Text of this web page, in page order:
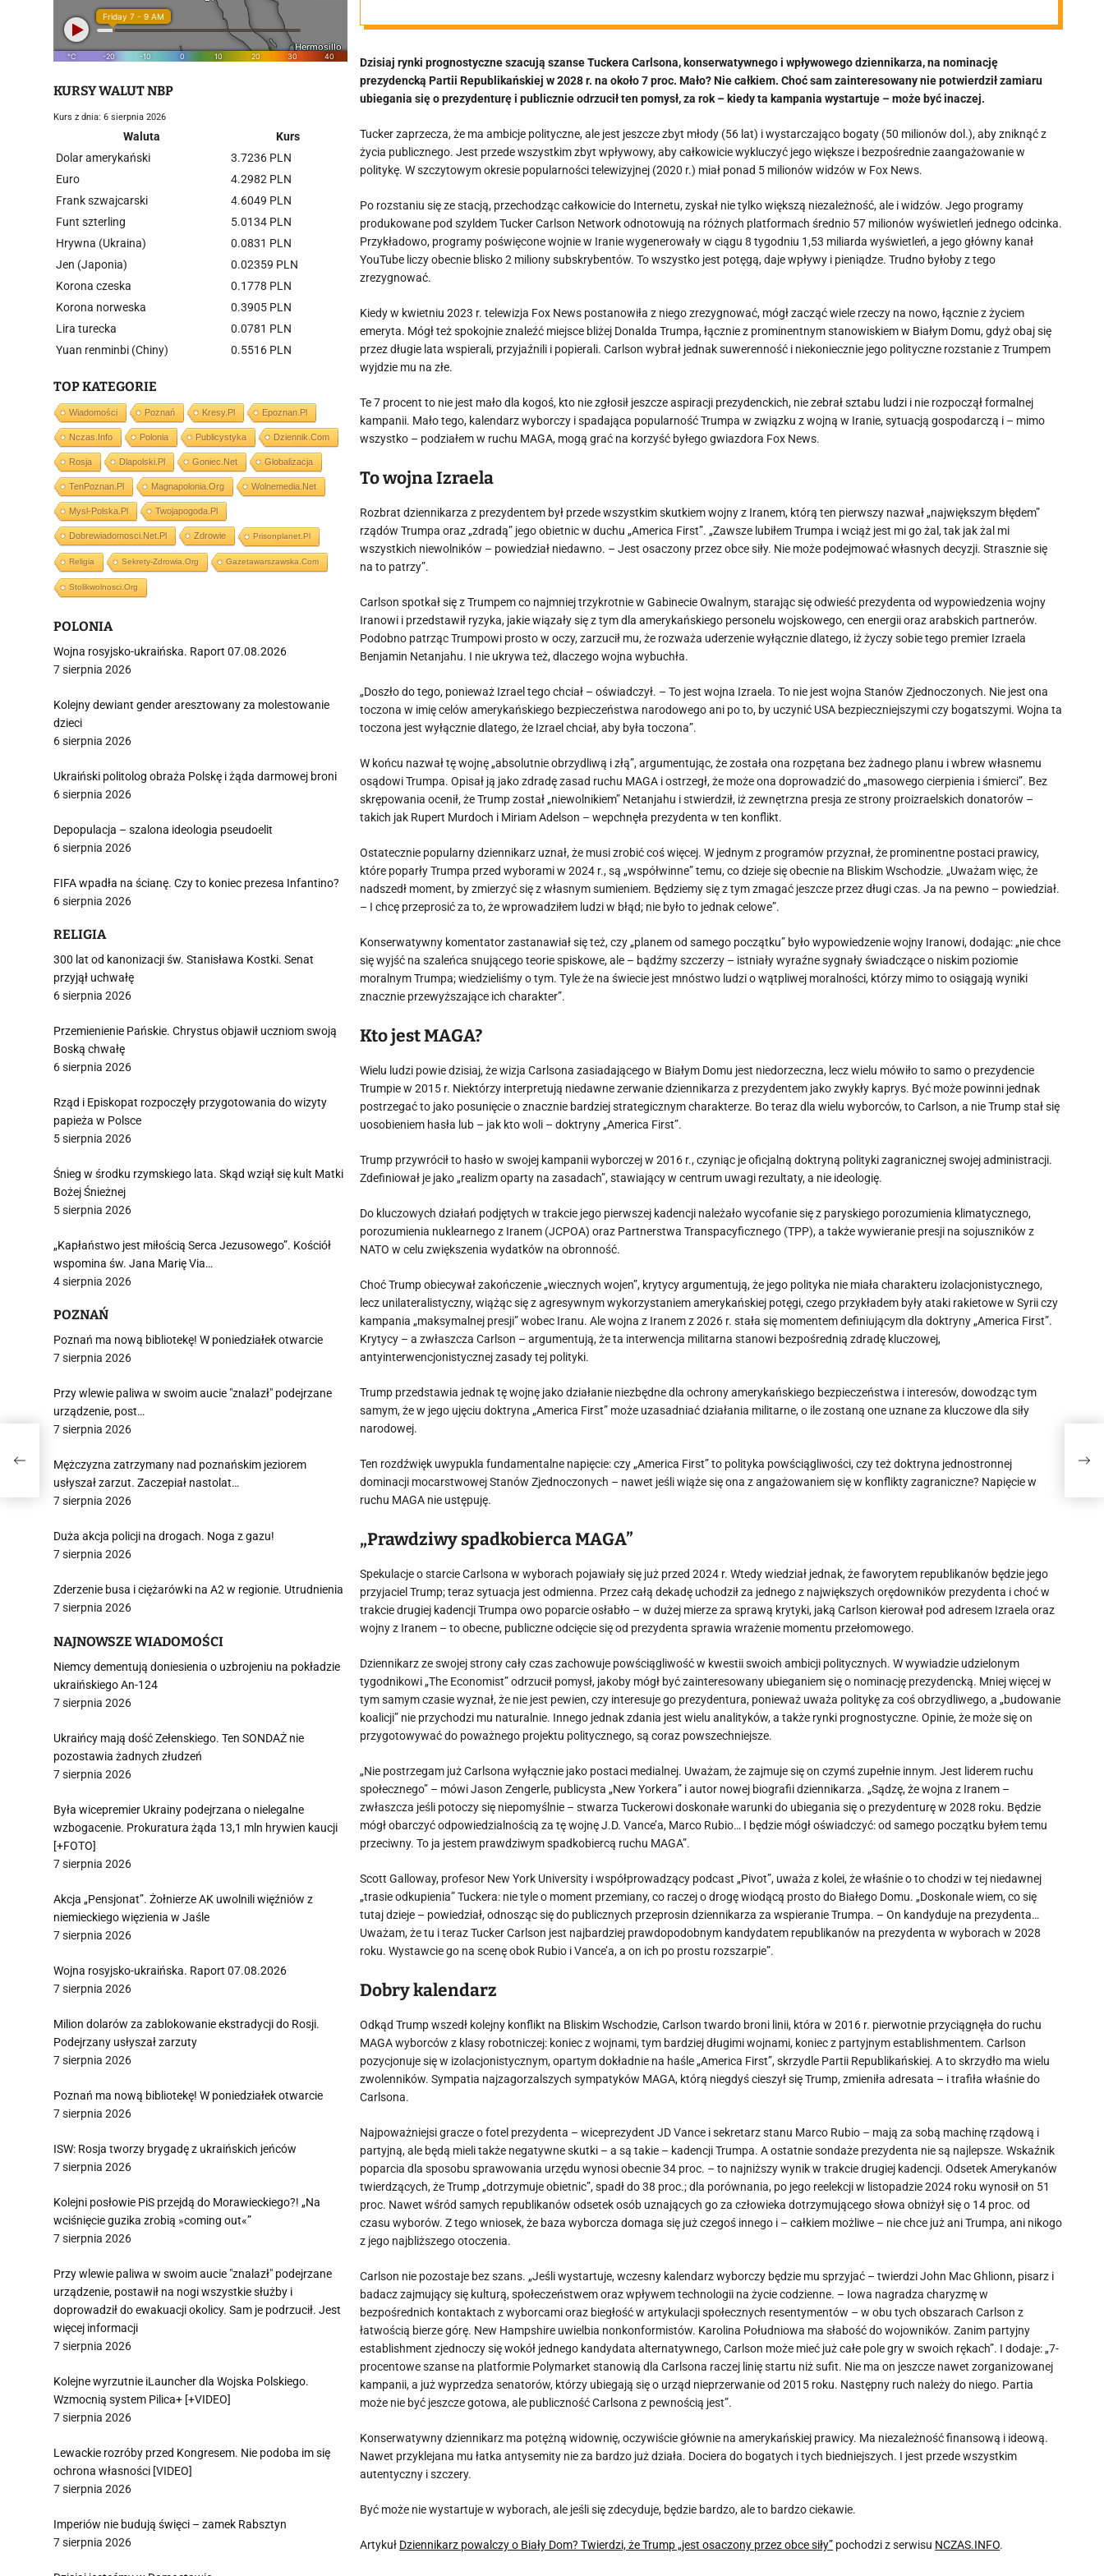
Dzisiaj rynki prognostyczne szacują szanse Tuckera Carlsona, konserwatywnego i wpływowego dziennikarza, na nominację
prezydencką Partii Republikańskiej w 2028 r. na około 7 proc. Mało? Nie całkiem. Choć sam zainteresowany nie potwierdził zamiaru
ubiegania się o prezydenturę i publicznie odrzucił ten pomysł, za rok – kiedy ta kampania wystartuje – może być inaczej.
Tucker zaprzecza, że ma ambicje polityczne, ale jest jeszcze zbyt młody (56 lat) i wystarczająco bogaty (50 milionów dol.), aby zniknąć z
życia publicznego. Jest przede wszystkim zbyt wpływowy, aby całkowicie wykluczyć jego większe i bezpośrednie zaangażowanie w
politykę. W szczytowym okresie popularności telewizyjnej (2020 r.) miał ponad 5 milionów widzów w Fox News.
Po rozstaniu się ze stacją, przechodząc całkowicie do Internetu, zyskał nie tylko większą niezależność, ale i widzów. Jego programy
produkowane pod szyldem Tucker Carlson Network odnotowują na różnych platformach średnio 57 milionów wyświetleń jednego odcinka.
Przykładowo, programy poświęcone wojnie w Iranie wygenerowały w ciągu 8 tygodniu 1,53 miliarda wyświetleń, a jego główny kanał
YouTube liczy obecnie blisko 2 miliony subskrybentów. To wszystko jest potęgą, daje wpływy i pieniądze. Trudno byłoby z tego
zrezygnować.
Kiedy w kwietniu 2023 r. telewizja Fox News postanowiła z niego zrezygnować, mógł zacząć wiele rzeczy na nowo, łącznie z życiem
emeryta. Mógł też spokojnie znaleźć miejsce bliżej Donalda Trumpa, łącznie z prominentnym stanowiskiem w Białym Domu, gdyż obaj się
przez długie lata wspierali, przyjaźnili i popierali. Carlson wybrał jednak suwerenność i niekoniecznie jego polityczne rozstanie z Trumpem
wyjdzie mu na złe.
Te 7 procent to nie jest mało dla kogoś, kto nie zgłosił jeszcze aspiracji prezydenckich, nie zebrał sztabu ludzi i nie rozpoczął formalnej
kampanii. Mało tego, kalendarz wyborczy i spadająca popularność Trumpa w związku z wojną w Iranie, sytuacją gospodarczą i – mimo
wszystko – podziałem w ruchu MAGA, mogą grać na korzyść byłego gwiazdora Fox News.
To wojna Izraela
Rozbrat dziennikarza z prezydentem był przede wszystkim skutkiem wojny z Iranem, którą ten pierwszy nazwał „największym błędem”
rządów Trumpa oraz „zdradą” jego obietnic w duchu „America First”. „Zawsze lubiłem Trumpa i wciąż jest mi go żal, tak jak żal mi
wszystkich niewolników – powiedział niedawno. – Jest osaczony przez obce siły. Nie może podejmować własnych decyzji. Strasznie się
na to patrzy”.
Carlson spotkał się z Trumpem co najmniej trzykrotnie w Gabinecie Owalnym, starając się odwieść prezydenta od wypowiedzenia wojny
Iranowi i przedstawił ryzyka, jakie wiązały się z tym dla amerykańskiego personelu wojskowego, cen energii oraz arabskich partnerów.
Podobno patrząc Trumpowi prosto w oczy, zarzucił mu, że rozważa uderzenie wyłącznie dlatego, iż życzy sobie tego premier Izraela
Benjamin Netanjahu. I nie ukrywa też, dlaczego wojna wybuchła.
„Doszło do tego, ponieważ Izrael tego chciał – oświadczył. – To jest wojna Izraela. To nie jest wojna Stanów Zjednoczonych. Nie jest ona
toczona w imię celów amerykańskiego bezpieczeństwa narodowego ani po to, by uczynić USA bezpieczniejszymi czy bogatszymi. Wojna ta
toczona jest wyłącznie dlatego, że Izrael chciał, aby była toczona”.
W końcu nazwał tę wojnę „absolutnie obrzydliwą i złą”, argumentując, że została ona rozpętana bez żadnego planu i wbrew własnemu
osądowi Trumpa. Opisał ją jako zdradę zasad ruchu MAGA i ostrzegł, że może ona doprowadzić do „masowego cierpienia i śmierci”. Bez
skrępowania ocenił, że Trump został „niewolnikiem” Netanjahu i stwierdził, iż zewnętrzna presja ze strony proizraelskich donatorów –
takich jak Rupert Murdoch i Miriam Adelson – wepchnęła prezydenta w ten konflikt.
Ostatecznie popularny dziennikarz uznał, że musi zrobić coś więcej. W jednym z programów przyznał, że prominentne postaci prawicy,
które poparły Trumpa przed wyborami w 2024 r., są „współwinne” temu, co dzieje się obecnie na Bliskim Wschodzie. „Uważam więc, że
nadszedł moment, by zmierzyć się z własnym sumieniem. Będziemy się z tym zmagać jeszcze przez długi czas. Ja na pewno – powiedział.
– I chcę przeprosić za to, że wprowadziłem ludzi w błąd; nie było to jednak celowe”.
Konserwatywny komentator zastanawiał się też, czy „planem od samego początku” było wypowiedzenie wojny Iranowi, dodając: „nie chce
się wyjść na szaleńca snującego teorie spiskowe, ale – bądźmy szczerzy – istniały wyraźne sygnały świadczące o niskim poziomie
moralnym Trumpa; wiedzieliśmy o tym. Tyle że na świecie jest mnóstwo ludzi o wątpliwej moralności, którzy mimo to osiągają wyniki
znacznie przewyższające ich charakter”.
Kto jest MAGA?
Wielu ludzi powie dzisiaj, że wizja Carlsona zasiadającego w Białym Domu jest niedorzeczna, lecz wielu mówiło to samo o prezydencie
Trumpie w 2015 r. Niektórzy interpretują niedawne zerwanie dziennikarza z prezydentem jako zwykły kaprys. Być może powinni jednak
postrzegać to jako posunięcie o znacznie bardziej strategicznym charakterze. Bo teraz dla wielu wyborców, to Carlson, a nie Trump stał się
uosobieniem hasła lub – jak kto woli – doktryny „America First”.
Trump przywrócił to hasło w swojej kampanii wyborczej w 2016 r., czyniąc je oficjalną doktryną polityki zagranicznej swojej administracji.
Zdefiniował je jako „realizm oparty na zasadach”, stawiający w centrum uwagi rezultaty, a nie ideologię.
Do kluczowych działań podjętych w trakcie jego pierwszej kadencji należało wycofanie się z paryskiego porozumienia klimatycznego,
porozumienia nuklearnego z Iranem (JCPOA) oraz Partnerstwa Transpacyficznego (TPP), a także wywieranie presji na sojuszników z
NATO w celu zwiększenia wydatków na obronność.
Choć Trump obiecywał zakończenie „wiecznych wojen”, krytycy argumentują, że jego polityka nie miała charakteru izolacjonistycznego,
lecz unilateralistyczny, wiążąc się z agresywnym wykorzystaniem amerykańskiej potęgi, czego przykładem były ataki rakietowe w Syrii czy
kampania „maksymalnej presji” wobec Iranu. Ale wojna z Iranem z 2026 r. stała się momentem definiującym dla doktryny „America First”.
Krytycy – a zwłaszcza Carlson – argumentują, że ta interwencja militarna stanowi bezpośrednią zdradę kluczowej,
antyinterwencjonistycznej zasady tej polityki.
Trump przedstawia jednak tę wojnę jako działanie niezbędne dla ochrony amerykańskiego bezpieczeństwa i interesów, dowodząc tym
samym, że w jego ujęciu doktryna „America First” może uzasadniać działania militarne, o ile zostaną one uznane za kluczowe dla siły
narodowej.
Ten rozdźwięk uwypukla fundamentalne napięcie: czy „America First” to polityka powściągliwości, czy też doktryna jednostronnej
dominacji mocarstwowej Stanów Zjednoczonych – nawet jeśli wiąże się ona z angażowaniem się w konflikty zagraniczne? Napięcie w
ruchu MAGA nie ustępuję.
„Prawdziwy spadkobierca MAGA”
Spekulacje o starcie Carlsona w wyborach pojawiały się już przed 2024 r. Wtedy wiedział jednak, że faworytem republikanów będzie jego
przyjaciel Trump; teraz sytuacja jest odmienna. Przez całą dekadę uchodził za jednego z największych orędowników prezydenta i choć w
trakcie drugiej kadencji Trumpa owo poparcie osłabło – w dużej mierze za sprawą krytyki, jaką Carlson kierował pod adresem Izraela oraz
wojny z Iranem – to obecne, publiczne odcięcie się od prezydenta sprawia wrażenie momentu przełomowego.
Dziennikarz ze swojej strony cały czas zachowuje powściągliwość w kwestii swoich ambicji politycznych. W wywiadzie udzielonym
tygodnikowi „The Economist” odrzucił pomysł, jakoby mógł być zainteresowany ubieganiem się o nominację prezydencką. Mniej więcej w
tym samym czasie wyznał, że nie jest pewien, czy interesuje go prezydentura, ponieważ uważa politykę za coś obrzydliwego, a „budowanie
koalicji” nie przychodzi mu naturalnie. Innego jednak zdania jest wielu analityków, a także rynki prognostyczne. Opinie, że może się on
przygotowywać do poważnego projektu politycznego, są coraz powszechniejsze.
„Nie postrzegam już Carlsona wyłącznie jako postaci medialnej. Uważam, że zajmuje się on czymś zupełnie innym. Jest liderem ruchu
społecznego” – mówi Jason Zengerle, publicysta „New Yorkera” i autor nowej biografii dziennikarza. „Sądzę, że wojna z Iranem –
zwłaszcza jeśli potoczy się niepomyślnie – stwarza Tuckerowi doskonałe warunki do ubiegania się o prezydenturę w 2028 roku. Będzie
mógł obarczyć odpowiedzialnością za tę wojnę J.D. Vance’a, Marco Rubio… I będzie mógł oświadczyć: od samego początku byłem temu
przeciwny. To ja jestem prawdziwym spadkobiercą ruchu MAGA”.
Scott Galloway, profesor New York University i współprowadzący podcast „Pivot”, uważa z kolei, że właśnie o to chodzi w tej niedawnej
„trasie odkupienia” Tuckera: nie tyle o moment przemiany, co raczej o drogę wiodącą prosto do Białego Domu. „Doskonale wiem, co się
tutaj dzieje – powiedział, odnosząc się do publicznych przeprosin dziennikarza za wspieranie Trumpa. – On kandyduje na prezydenta…
Uważam, że tu i teraz Tucker Carlson jest najbardziej prawdopodobnym kandydatem republikanów na prezydenta w wyborach w 2028
roku. Wystawcie go na scenę obok Rubio i Vance’a, a on ich po prostu rozszarpie”.
Dobry kalendarz
Odkąd Trump wszedł kolejny konflikt na Bliskim Wschodzie, Carlson twardo broni linii, która w 2016 r. pierwotnie przyciągnęła do ruchu
MAGA wyborców z klasy robotniczej: koniec z wojnami, tym bardziej długimi wojnami, koniec z partyjnym establishmentem. Carlson
pozycjonuje się w izolacjonistycznym, opartym dokładnie na haśle „America First”, skrzydle Partii Republikańskiej. A to skrzydło ma wielu
zwolenników. Sympatia najzagorzalszych sympatyków MAGA, którą niegdyś cieszył się Trump, zmieniła adresata – i trafiła właśnie do
Carlsona.
Najpoważniejsi gracze o fotel prezydenta – wiceprezydent JD Vance i sekretarz stanu Marco Rubio – mają za sobą machinę rządową i
partyjną, ale będą mieli także negatywne skutki – a są takie – kadencji Trumpa. A ostatnie sondaże prezydenta nie są najlepsze. Wskaźnik
poparcia dla sposobu sprawowania urzędu wynosi obecnie 34 proc. – to najniższy wynik w trakcie drugiej kadencji. Odsetek Amerykanów
twierdzących, że Trump „dotrzymuje obietnic”, spadł do 38 proc.; dla porównania, po jego reelekcji w listopadzie 2024 roku wynosił on 51
proc. Nawet wśród samych republikanów odsetek osób uznających go za człowieka dotrzymującego słowa obniżył się o 14 proc. od
czasu wyborów. Z tego wniosek, że baza wyborcza domaga się już czegoś innego i – całkiem możliwe – nie chce już ani Trumpa, ani nikogo
z jego najbliższego otoczenia.
Carlson nie pozostaje bez szans. „Jeśli wystartuje, wczesny kalendarz wyborczy będzie mu sprzyjać – twierdzi John Mac Ghlionn, pisarz i
badacz zajmujący się kulturą, społeczeństwem oraz wpływem technologii na życie codzienne. – Iowa nagradza charyzmę w
bezpośrednich kontaktach z wyborcami oraz biegłość w artykulacji społecznych resentymentów – w obu tych obszarach Carlson z
łatwością bierze górę. New Hampshire uwielbia nonkonformistów. Karolina Południowa ma słabość do wojowników. Zanim partyjny
establishment zjednoczy się wokół jednego kandydata alternatywnego, Carlson może mieć już całe pole gry w swoich rękach”. I dodaje: „7-
procentowe szanse na platformie Polymarket stanowią dla Carlsona raczej linię startu niż sufit. Nie ma on jeszcze nawet zorganizowanej
kampanii, a już wyprzedza senatorów, którzy ubiegają się o urząd nieprzerwanie od 2015 roku. Następny ruch należy do niego. Partia
może nie być jeszcze gotowa, ale publiczność Carlsona z pewnością jest”.
Konserwatywny dziennikarz ma potężną widownię, oczywiście głównie na amerykańskiej prawicy. Ma niezależność finansową i ideową.
Nawet przyklejana mu łatka antysemity nie za bardzo już działa. Dociera do bogatych i tych biedniejszych. I jest przede wszystkim
autentyczny i szczery.
Być może nie wystartuje w wyborach, ale jeśli się zdecyduje, będzie bardzo, ale to bardzo ciekawie.
Artykuł Dziennikarz powalczy o Biały Dom? Twierdzi, że Trump „jest osaczony przez obce siły” pochodzi z serwisu NCZAS.INFO.
KURSY WALUT NBP
Kurs z dnia: 6 sierpnia 2026
Waluta
Kurs
Dolar amerykański
3.7236 PLN
Euro
4.2982 PLN
Frank szwajcarski
4.6049 PLN
Funt szterling
5.0134 PLN
Hrywna (Ukraina)
0.0831 PLN
Jen (Japonia)
0.02359 PLN
Korona czeska
0.1778 PLN
Korona norweska
0.3905 PLN
Lira turecka
0.0781 PLN
Yuan renminbi (Chiny)
0.5516 PLN
TOP KATEGORIE
Wiadomości Poznań Kresy.pl Epoznan.pl
Nczas.info Polonia Publicystyka Dziennik.com
Rosja Dlapolski.pl Goniec.net Globalizacja
TenPoznan.pl Magnapolonia.org Wolnemedia.net
Mysl-Polska.pl Twojapogoda.pl
Dobrewiadomosci.net.pl Zdrowie Prisonplanet.pl
Religia Sekrety-Zdrowia.org Gazetawarszawska.com
Stolikwolnosci.org
POLONIA
Wojna rosyjsko-ukraińska. Raport 07.08.2026
7 sierpnia 2026
Kolejny dewiant gender aresztowany za molestowanie
dzieci
6 sierpnia 2026
Ukraiński politolog obraża Polskę i żąda darmowej broni
6 sierpnia 2026
Depopulacja – szalona ideologia pseudoelit
6 sierpnia 2026
FIFA wpadła na ścianę. Czy to koniec prezesa Infantino?
6 sierpnia 2026
RELIGIA
300 lat od kanonizacji św. Stanisława Kostki. Senat
przyjął uchwałę
6 sierpnia 2026
Przemienienie Pańskie. Chrystus objawił uczniom swoją
Boską chwałę
6 sierpnia 2026
Rząd i Episkopat rozpoczęły przygotowania do wizyty
papieża w Polsce
5 sierpnia 2026
Śnieg w środku rzymskiego lata. Skąd wziął się kult Matki
Bożej Śnieżnej
5 sierpnia 2026
„Kapłaństwo jest miłością Serca Jezusowego”. Kościół
wspomina św. Jana Marię Via…
4 sierpnia 2026
POZNAŃ
Poznań ma nową bibliotekę! W poniedziałek otwarcie
7 sierpnia 2026
Przy wlewie paliwa w swoim aucie "znalazł" podejrzane
urządzenie, post…
7 sierpnia 2026
Mężczyzna zatrzymany nad poznańskim jeziorem
usłyszał zarzut. Zaczepiał nastolat…
7 sierpnia 2026
Duża akcja policji na drogach. Noga z gazu!
7 sierpnia 2026
Zderzenie busa i ciężarówki na A2 w regionie. Utrudnienia
7 sierpnia 2026
NAJNOWSZE WIADOMOŚCI
Niemcy dementują doniesienia o uzbrojeniu na pokładzie
ukraińskiego An-124
7 sierpnia 2026
Ukraińcy mają dość Zełenskiego. Ten SONDAŻ nie
pozostawia żadnych złudzeń
7 sierpnia 2026
Była wicepremier Ukrainy podejrzana o nielegalne
wzbogacenie. Prokuratura żąda 13,1 mln hrywien kaucji
[+FOTO]
7 sierpnia 2026
Akcja „Pensjonat”. Żołnierze AK uwolnili więźniów z
niemieckiego więzienia w Jaśle
7 sierpnia 2026
Wojna rosyjsko-ukraińska. Raport 07.08.2026
7 sierpnia 2026
Milion dolarów za zablokowanie ekstradycji do Rosji.
Podejrzany usłyszał zarzuty
7 sierpnia 2026
Poznań ma nową bibliotekę! W poniedziałek otwarcie
7 sierpnia 2026
ISW: Rosja tworzy brygadę z ukraińskich jeńców
7 sierpnia 2026
Kolejni posłowie PiS przejdą do Morawieckiego?! „Na
wciśnięcie guzika zrobią »coming out«”
7 sierpnia 2026
Przy wlewie paliwa w swoim aucie "znalazł" podejrzane
urządzenie, postawił na nogi wszystkie służby i
doprowadził do ewakuacji okolicy. Sam je podrzucił. Jest
więcej informacji
7 sierpnia 2026
Kolejne wyrzutnie iLauncher dla Wojska Polskiego.
Wzmocnią system Pilica+ [+VIDEO]
7 sierpnia 2026
Lewackie rozróby przed Kongresem. Nie podoba im się
ochrona własności [VIDEO]
7 sierpnia 2026
Imperiów nie budują święci – zamek Rabsztyn
7 sierpnia 2026